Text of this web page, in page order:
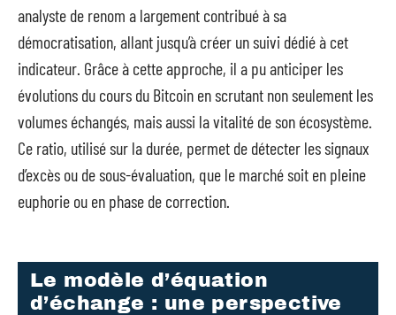
analyste de renom a largement contribué à sa
démocratisation, allant jusqu’à créer un suivi dédié à cet
indicateur. Grâce à cette approche, il a pu anticiper les
évolutions du cours du Bitcoin en scrutant non seulement les
volumes échangés, mais aussi la vitalité de son écosystème.
Ce ratio, utilisé sur la durée, permet de détecter les signaux
d’excès ou de sous-évaluation, que le marché soit en pleine
euphorie ou en phase de correction.
Le modèle d’équation
d’échange : une perspective